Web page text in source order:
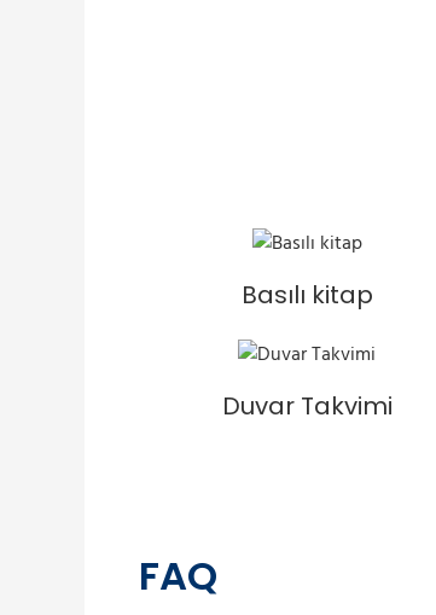
Basılı kitap
Duvar Takvimi
FAQ